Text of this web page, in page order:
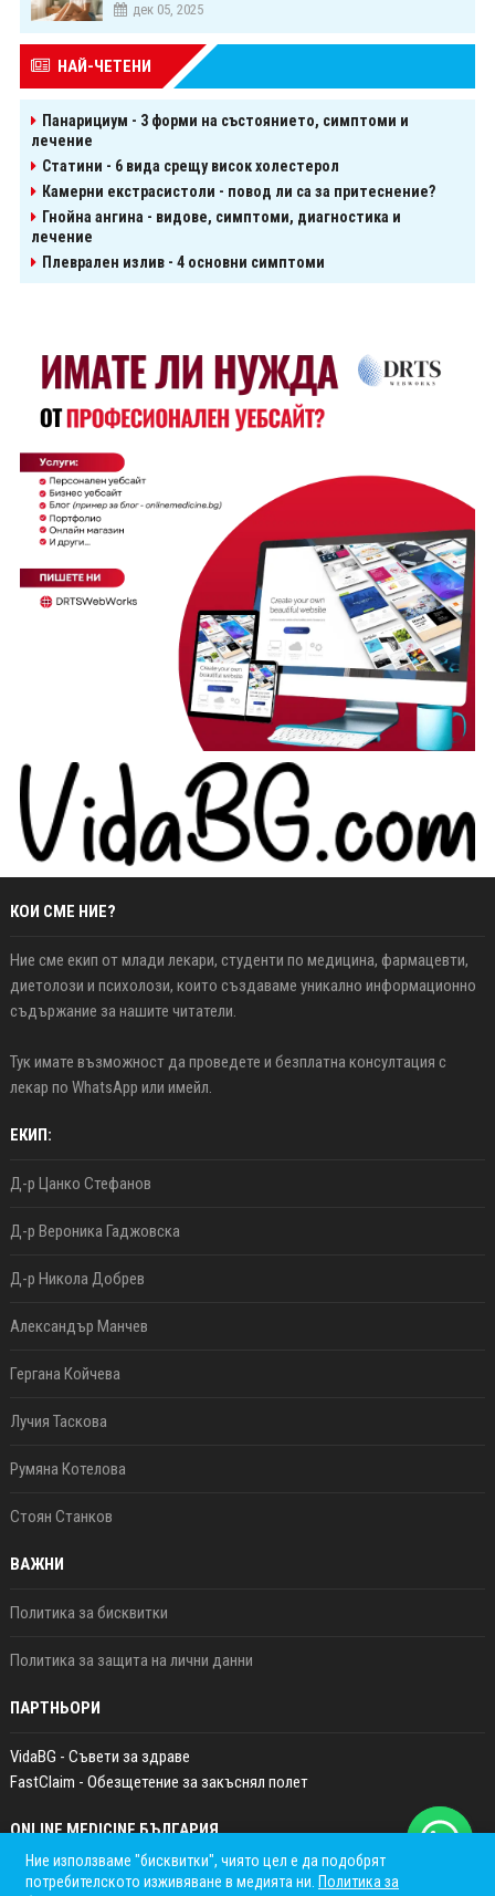
дек 05, 2025
НАЙ-ЧЕТЕНИ
Панарициум - 3 форми на състоянието, симптоми и
лечение
Статини - 6 вида срещу висок холестерол
Камерни екстрасистоли - повод ли са за притеснение?
Гнойна ангина - видове, симптоми, диагностика и
лечение
Плеврален излив - 4 основни симптоми
КОИ СМЕ НИЕ?
Ние сме екип от млади лекари, студенти по медицина, фармацевти,
диетолози и психолози, които създаваме уникално информационно
съдържание за нашите читатели.
Тук имате възможност да проведете и безплатна консултация с
лекар по WhatsApp или имейл.
ЕКИП:
Д-р Цанко Стефанов
Д-р Вероника Гаджовска
Д-р Никола Добрев
Александър Манчев
Гергана Койчева
Лучия Таскова
Румяна Котелова
Стоян Станков
ВАЖНИ
Политика за бисквитки
Политика за защита на лични данни
ПАРТНЬОРИ
VidaBG - Съвети за здраве
FastClaim - Обезщетение за закъснял полет
ONLINE MEDICINE БЪЛГАРИЯ
Ние използваме "бисквитки", чиято цел е да подобрят
потребителското изживяване в медията ни. Политика за